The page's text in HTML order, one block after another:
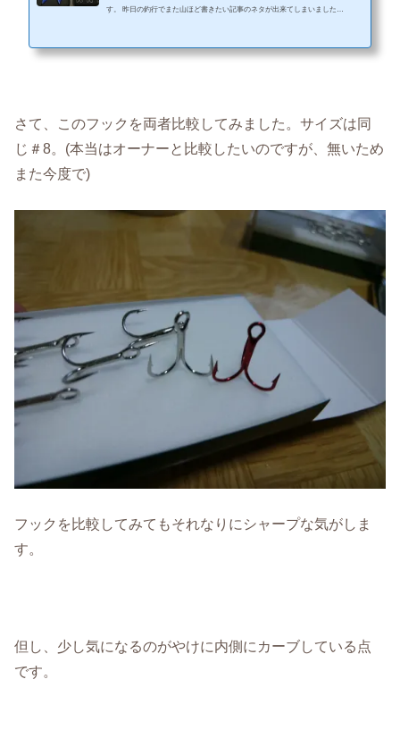
す。 昨日の釣行でまた山ほど書きたい記事のネタが出来てしまいました
さて、このフックを両者比較してみました。サイズは同
じ＃8。(本当はオーナーと比較したいのですが、無いため
また今度で)
フックを比較してみてもそれなりにシャープな気がしま
す。
但し、少し気になるのがやけに内側にカーブしている点
です。